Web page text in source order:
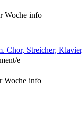
Woche info
Chor, Streicher,
e
Woche info